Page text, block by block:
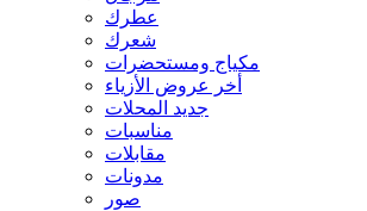
عطرك
شعرك
مكياج ومستحضرات
أخر عروض الأزياء
جديد المحلات
مناسبات
مقابلات
مدونات
صور